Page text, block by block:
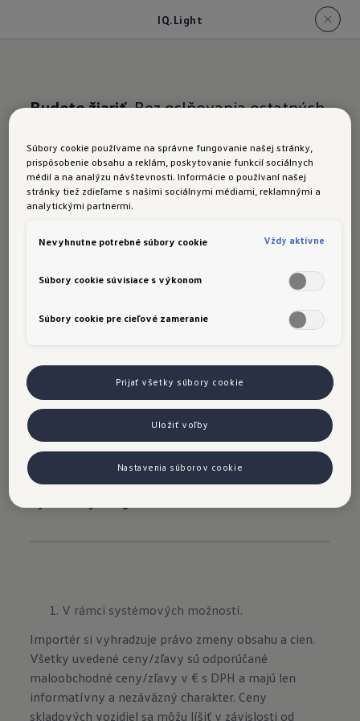
IQ.Light
Budete žiariť.Bez oslňovania ostatných
IQ.LIGHT
Už na prvý pohľad sa nový Passat voliteľne
inovatívnymi svetlometmiIQ.LIGHT
aktívnymi diaľkovými svetlami
bez oslňovania
dizajnovými Matrix LED svetlometmi a logom
Volkswagen prechádza elegantný svetelný pás.
Súčasťou balíka sú voliteľné zadné 3D LED
svetlá s
animovanými brzdovými svetlami
integrovanýmidynamickými smerovými
svetlam
V rámci systémových možností.
Importér si vyhradzuje právo zmeny obsahu a cien.
Všetky uvedené ceny/zľavy sú odporúčané
maloobchodné ceny/zľavy v € s DPH a majú len
informatívny a nezáväzný charakter. Ceny
skladových vozidiel sa môžu líšiť v závislosti od
Súbory cookie používame na správne fungovanie našej stránky,
prispôsobenie obsahu a reklám, poskytovanie funkcií sociálnych
médií a na analýzu návštevnosti. Informácie o používaní našej
stránky tiež zdieľame s našimi sociálnymi médiami, reklamnými a
analytickými partnermi.
Nevyhnutne potrebné súbory cookie Vždy aktívne
Súbory cookie súvisiace s výkonom
Súbory cookie pre cieľové zameranie
Prijať všetky súbory cookie
Uložiť voľby
Nastavenia súborov cookie